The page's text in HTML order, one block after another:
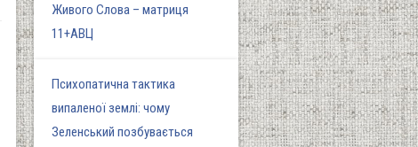
Живого Слова – матриця
11+АВЦ
Психопатична тактика
випаленої землі: чому
Зеленський позбувається